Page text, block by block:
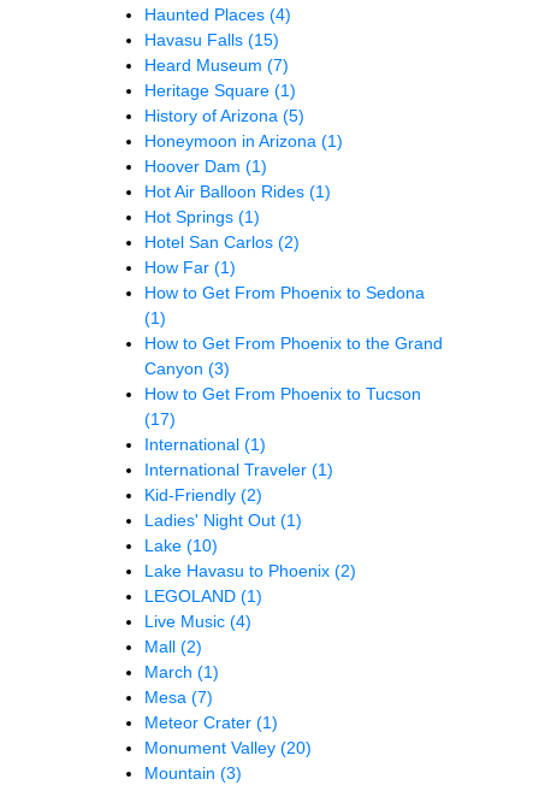
Haunted Places (4)
Havasu Falls (15)
Heard Museum (7)
Heritage Square (1)
History of Arizona (5)
Honeymoon in Arizona (1)
Hoover Dam (1)
Hot Air Balloon Rides (1)
Hot Springs (1)
Hotel San Carlos (2)
How Far (1)
How to Get From Phoenix to Sedona
(1)
How to Get From Phoenix to the Grand
Canyon (3)
How to Get From Phoenix to Tucson
(17)
International (1)
International Traveler (1)
Kid-Friendly (2)
Ladies' Night Out (1)
Lake (10)
Lake Havasu to Phoenix (2)
LEGOLAND (1)
Live Music (4)
Mall (2)
March (1)
Mesa (7)
Meteor Crater (1)
Monument Valley (20)
Mountain (3)